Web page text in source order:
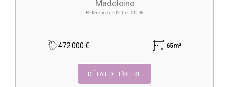
Madeleine
Référence de l'offre : 51098
472 000 € 65m²
DÉTAIL DE L’OFFRE